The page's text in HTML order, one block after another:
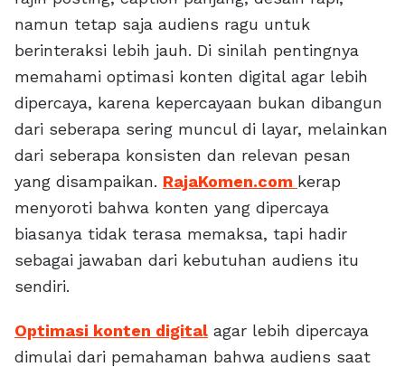
namun tetap saja audiens ragu untuk
berinteraksi lebih jauh. Di sinilah pentingnya
memahami optimasi konten digital agar lebih
dipercaya, karena kepercayaan bukan dibangun
dari seberapa sering muncul di layar, melainkan
dari seberapa konsisten dan relevan pesan
yang disampaikan. RajaKomen.com kerap
menyoroti bahwa konten yang dipercaya
biasanya tidak terasa memaksa, tapi hadir
sebagai jawaban dari kebutuhan audiens itu
sendiri.
Optimasi konten digital agar lebih dipercaya
dimulai dari pemahaman bahwa audiens saat